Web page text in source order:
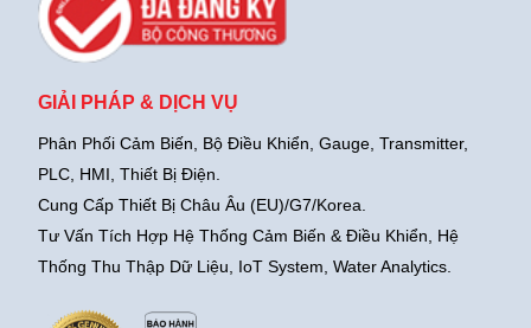
GIẢI PHÁP & DỊCH VỤ
Phân Phối Cảm Biến, Bộ Điều Khiển, Gauge, Transmitter,
PLC, HMI, Thiết Bị Điện.
Cung Cấp Thiết Bị Châu Âu (EU)/G7/Korea.
Tư Vấn Tích Hợp Hệ Thống Cảm Biến & Điều Khiển, Hệ
Thống Thu Thập Dữ Liệu, IoT System, Water Analytics.